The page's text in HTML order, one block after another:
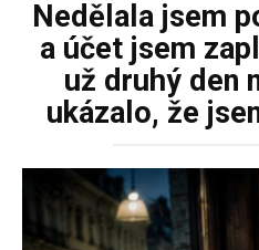
Nedělala jsem
a účet jsem
už druhý den
ukázalo, že